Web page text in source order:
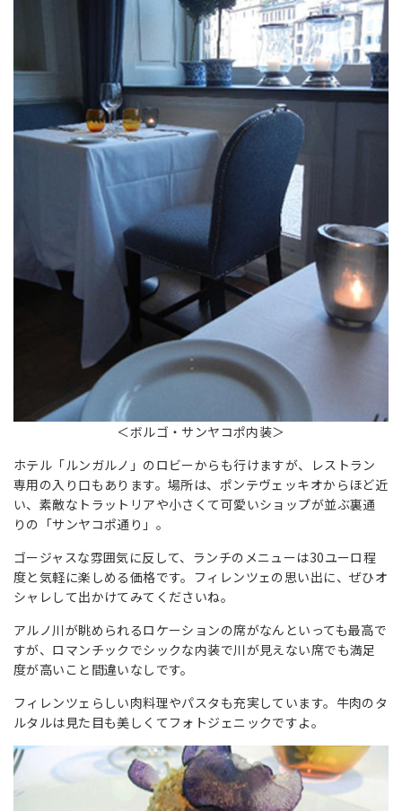
＜ボルゴ・サンヤコポ内装＞
ホテル「ルンガルノ」のロビーからも行けますが、レストラン
専用の入り口もあります。場所は、ポンテヴェッキオからほど近
い、素敵なトラットリアや小さくて可愛いショップが並ぶ裏通
りの「サンヤコポ通り」。
ゴージャスな雰囲気に反して、ランチのメニューは30ユーロ程
度と気軽に楽しめる価格です。フィレンツェの思い出に、ぜひオ
シャレして出かけてみてくださいね。
アルノ川が眺められるロケーションの席がなんといっても最高で
すが、ロマンチックでシックな内装で川が見えない席でも満足
度が高いこと間違いなしです。
フィレンツェらしい肉料理やパスタも充実しています。牛肉のタ
ルタルは見た目も美しくてフォトジェニックですよ。